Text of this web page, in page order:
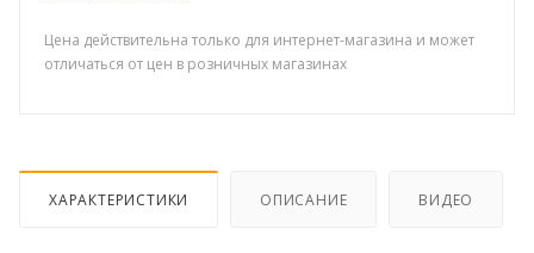
Цена действительна только для интернет-магазина и может
отличаться от цен в розничных магазинах
ХАРАКТЕРИСТИКИ ОПИСАНИЕ ВИДЕО